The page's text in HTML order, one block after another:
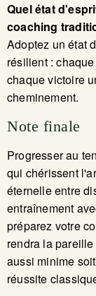
Quel état
coaching
Adoptez un état
résilient :
chaque victoire
cheminement.
Note finale
Progresser au
qui chérissent
éternelle entre
entraînement
préparez votre
rendra la
aussi minime
réussite